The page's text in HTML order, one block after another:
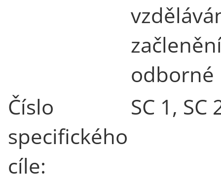
odborné
Číslo
specifického
cíle:
SC 1, SC